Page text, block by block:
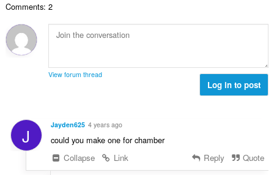
Comments: 2
View forum thread
Log in to post
J Jayden625 4 years ago
could you make one for chamber
Collapse
Link Reply Quote